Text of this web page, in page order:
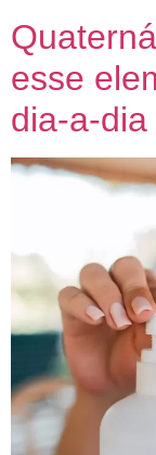
esse
dia-a-dia